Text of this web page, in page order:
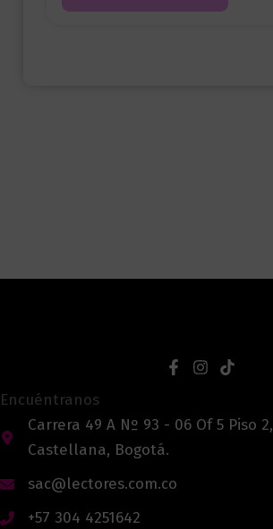
Encuéntranos
Carrera 49 A Nº 93 - 06 Of 5 Piso
Castellana, Bogotá.
sac@lectores.com.co
+57 304 4251642